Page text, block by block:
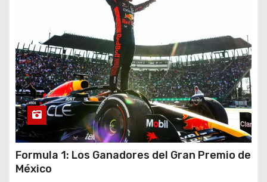
Formula 1: Los Ganadores del Gran Premio de
México